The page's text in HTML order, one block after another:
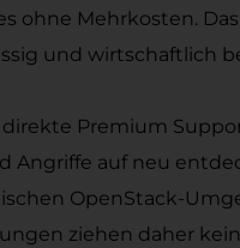
ohne Mehrkosten.
und wirtschaftlich
Premium
auf neu
OpenStack-
ziehen daher